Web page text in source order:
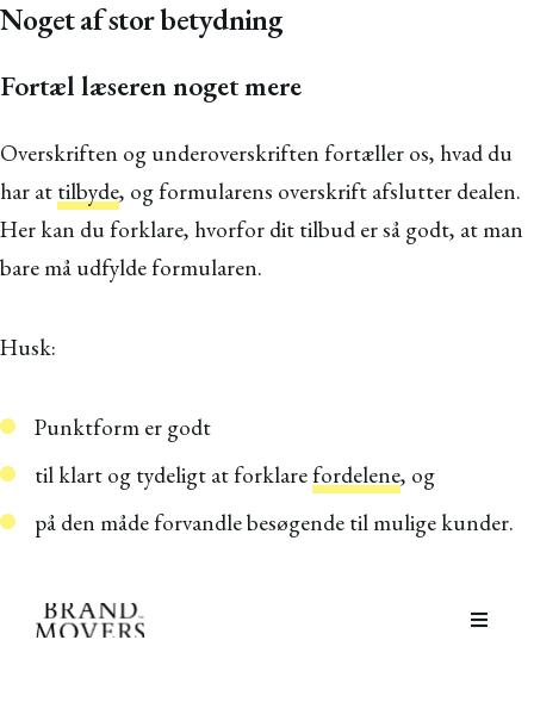
Noget af stor betydning
Fortæl læseren noget mere
Overskriften og underoverskriften fortæller os, hvad du
har at tilbyde, og formularens overskrift afslutter dealen.
Her kan du forklare, hvorfor dit tilbud er så godt, at man
bare må udfylde formularen.
Husk:
Punktform er godt
til klart og tydeligt at forklare fordelene, og
på den måde forvandle besøgende til mulige kunder.